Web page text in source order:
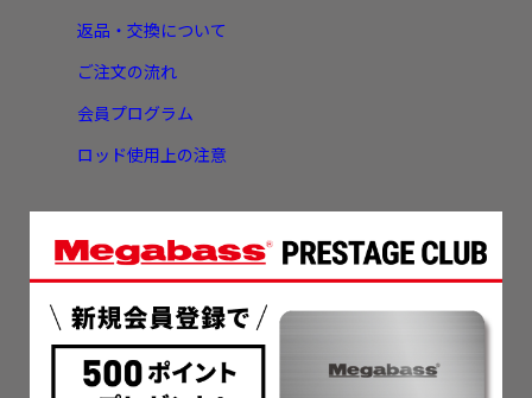
返品・交換について
ご注文の流れ
会員プログラム
ロッド使用上の注意